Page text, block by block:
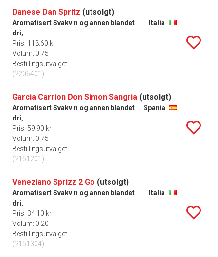
Danese Dan Spritz (utsolgt)
Aromatisert Svakvin og annen blandet
dri,
Italia
Pris: 118.60 kr
Volum: 0.75 l
Bestillingsutvalget
(2206401)
Garcia Carrion Don Simon Sangria (utsolgt)
Aromatisert Svakvin og annen blandet
dri,
Spania
Pris: 59.90 kr
Volum: 0.75 l
Bestillingsutvalget
(2151201)
Veneziano Sprizz 2 Go (utsolgt)
Aromatisert Svakvin og annen blandet
dri,
Italia
Pris: 34.10 kr
Volum: 0.20 l
Bestillingsutvalget
(2151304)